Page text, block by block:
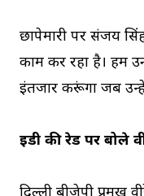
छापेमारी पर संजय
काम कर रहा है। हम
इंतजार करूंगा जब
ईडी की रेड पर बोले